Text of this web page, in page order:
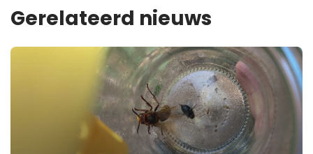
Gerelateerd nieuws